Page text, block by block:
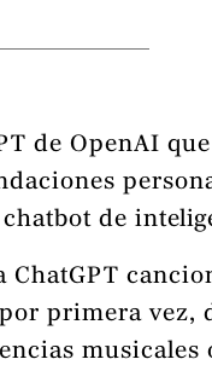
de OpenAI
de
primera vez,
musicales